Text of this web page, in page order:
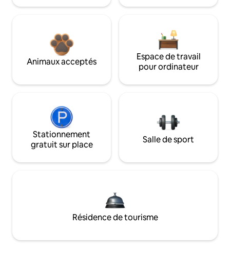
Animaux acceptés
Espace de travail
pour ordinateur
Stationnement
gratuit sur place
Salle de sport
Résidence de tourisme